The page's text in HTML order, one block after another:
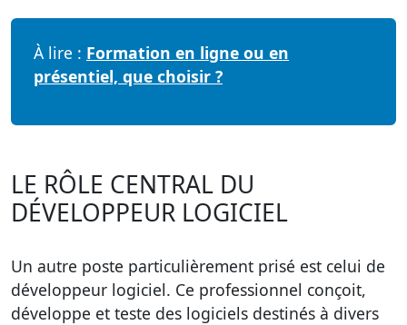
À lire : Formation en ligne ou en
présentiel, que choisir ?
LE RÔLE CENTRAL DU
DÉVELOPPEUR LOGICIEL
Un autre poste particulièrement prisé est celui de
développeur logiciel. Ce professionnel conçoit,
développe et teste des logiciels destinés à divers